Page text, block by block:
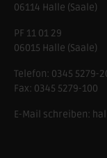
06114 Halle (Saale)
PF 11 01 29
06015 Halle (Saale)
Telefon: 0345 5279-
Fax: 0345 5279-100
E-Mail schreiben: